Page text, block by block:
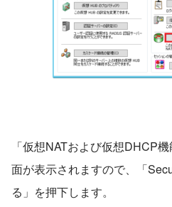
「仮想NATおよび仮想DHCP
面が表示されますので、「
る」を押下します。